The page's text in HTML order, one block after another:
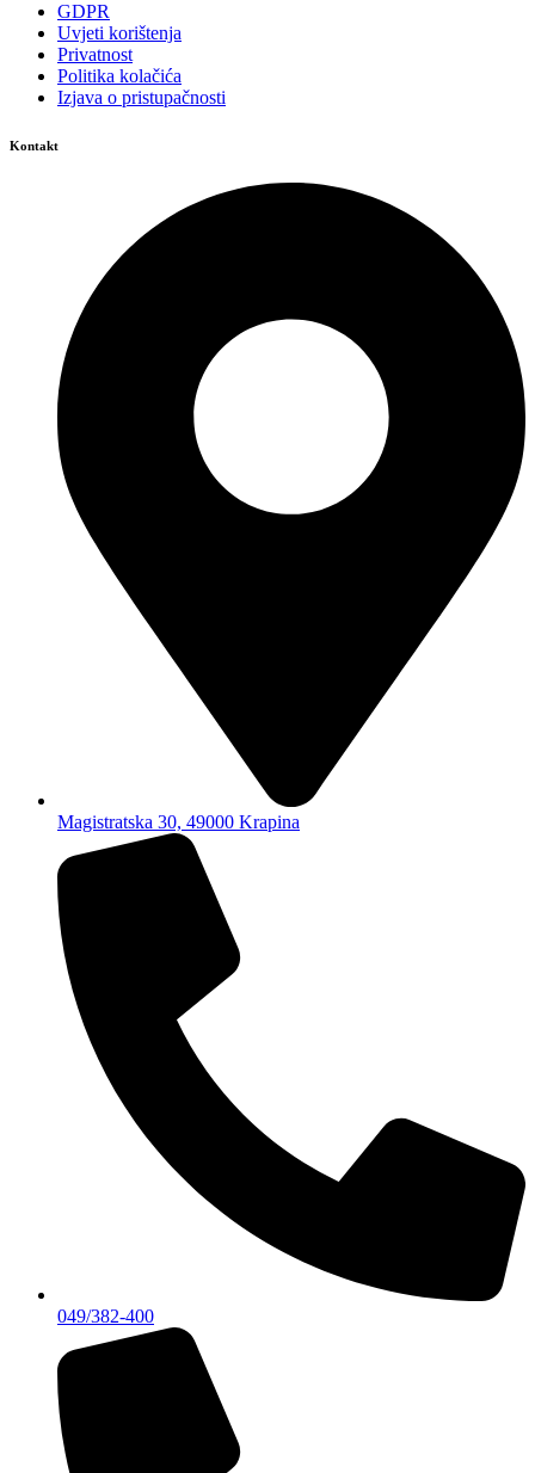
GDPR
Uvjeti korištenja
Privatnost
Politika kolačića
Izjava o pristupačnosti
Kontakt
Magistratska 30, 49000 Krapina
049/382-400